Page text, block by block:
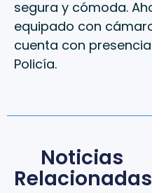
segura y cómoda.
equipado con
cuenta con
Policía.
Noticias
Relacionadas